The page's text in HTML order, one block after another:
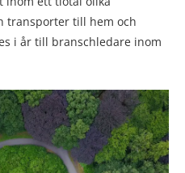
transporter till hem och
i år till branschledare inom